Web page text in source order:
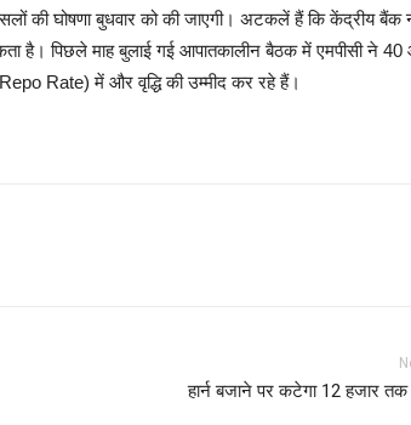
की घोषणा बुधवार को की जाएगी। अटकलें हैं कि केंद्रीय बैंक
है। पिछले माह बुलाई गई आपातकालीन बैठक में एमपीसी ने 40
Rate) में और वृद्धि की उम्मीद कर रहे हैं।
हार्न बजाने पर कटेगा 12 हजार तक